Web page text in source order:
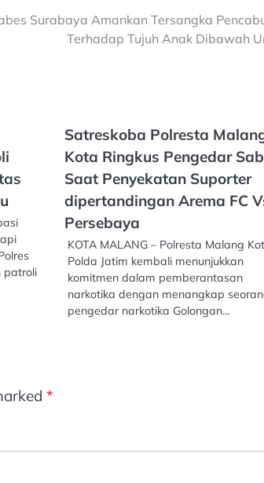
Surabaya Amankan Tersangka
Terhadap Tujuh Anak Dibawah
patroli
Satreskoba Polresta
Kota Ringkus Pengedar
Saat Penyekatan Suporter
dipertandingan Arema FC
Persebaya
KOTA MALANG – Polresta Malang
Polda Jatim kembali menunjukkan
komitmen dalam pemberantasan
narkotika dengan menangkap
pengedar narkotika Golongan…
*